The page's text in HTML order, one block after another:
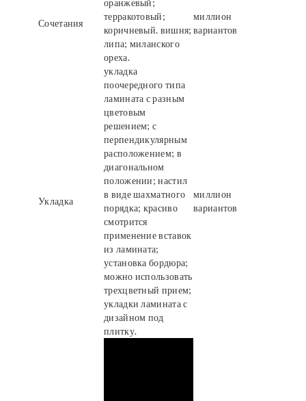
Сочетания
оранжевый;
терракотовый;
коричневый. вишня;
липа; миланского
ореха.
миллион
вариантов
Укладка
укладка
поочередного типа
ламината с разным
цветовым
решением; с
перпендикулярным
расположением; в
диагональном
положении; настил
в виде шахматного
порядка; красиво
смотрится
применение вставок
из ламината;
установка бордюра;
можно использовать
трехцветный прием;
укладки ламината с
дизайном под
плитку.
миллион
вариантов